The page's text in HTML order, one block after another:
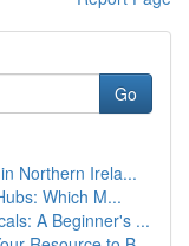
Go
Northern Irela...
Which M...
A Beginner's ...